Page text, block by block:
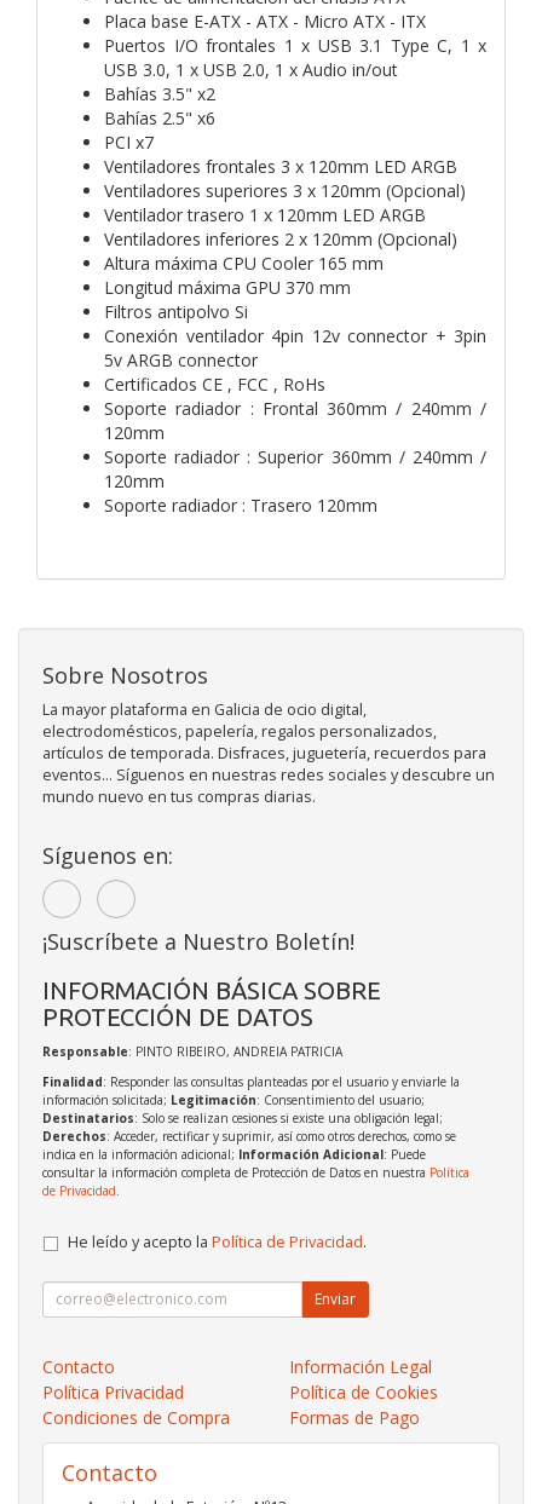
Placa base E-ATX - ATX - Micro ATX - ITX
Puertos I/O frontales 1 x USB 3.1 Type C, 1 x
USB 3.0, 1 x USB 2.0, 1 x Audio in/out
Bahías 3.5" x2
Bahías 2.5" x6
PCI x7
Ventiladores frontales 3 x 120mm LED ARGB
Ventiladores superiores 3 x 120mm (Opcional)
Ventilador trasero 1 x 120mm LED ARGB
Ventiladores inferiores 2 x 120mm (Opcional)
Altura máxima CPU Cooler 165 mm
Longitud máxima GPU 370 mm
Filtros antipolvo Si
Conexión ventilador 4pin 12v connector + 3pin
5v ARGB connector
Certificados CE , FCC , RoHs
Soporte radiador : Frontal 360mm / 240mm /
120mm
Soporte radiador : Superior 360mm / 240mm /
120mm
Soporte radiador : Trasero 120mm
Sobre Nosotros
La mayor plataforma en Galicia de ocio digital,
electrodomésticos, papelería, regalos personalizados,
artículos de temporada. Disfraces, juguetería, recuerdos para
eventos... Síguenos en nuestras redes sociales y descubre un
mundo nuevo en tus compras diarias.
Síguenos en:
¡Suscríbete a Nuestro Boletín!
INFORMACIÓN BÁSICA SOBRE
PROTECCIÓN DE DATOS
Responsable: PINTO RIBEIRO, ANDREIA PATRICIA
Finalidad: Responder las consultas planteadas por el usuario y enviarle la
información solicitada; Legitimación: Consentimiento del usuario;
Destinatarios: Solo se realizan cesiones si existe una obligación legal;
Derechos: Acceder, rectificar y suprimir, así como otros derechos, como se
indica en la información adicional; Información Adicional: Puede
consultar la información completa de Protección de Datos en nuestra Política
de Privacidad
He leído y acepto la Política de Privacidad.
Enviar
Contacto
Información Legal
Política Privacidad
Política de Cookies
Condiciones de Compra
Formas de Pago
Contacto